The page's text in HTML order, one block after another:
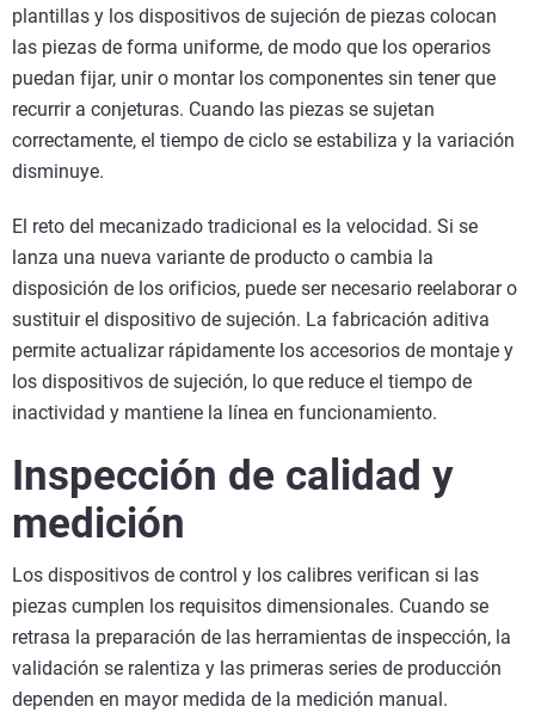
plantillas y los dispositivos de sujeción de piezas colocan
las piezas de forma uniforme, de modo que los operarios
puedan fijar, unir o montar los componentes sin tener que
recurrir a conjeturas. Cuando las piezas se sujetan
correctamente, el tiempo de ciclo se estabiliza y la variación
disminuye.
El reto del mecanizado tradicional es la velocidad. Si se
lanza una nueva variante de producto o cambia la
disposición de los orificios, puede ser necesario reelaborar o
sustituir el dispositivo de sujeción. La fabricación aditiva
permite actualizar rápidamente los accesorios de montaje y
los dispositivos de sujeción, lo que reduce el tiempo de
inactividad y mantiene la línea en funcionamiento.
Inspección de calidad y
medición
Los dispositivos de control y los calibres verifican si las
piezas cumplen los requisitos dimensionales. Cuando se
retrasa la preparación de las herramientas de inspección, la
validación se ralentiza y las primeras series de producción
dependen en mayor medida de la medición manual.